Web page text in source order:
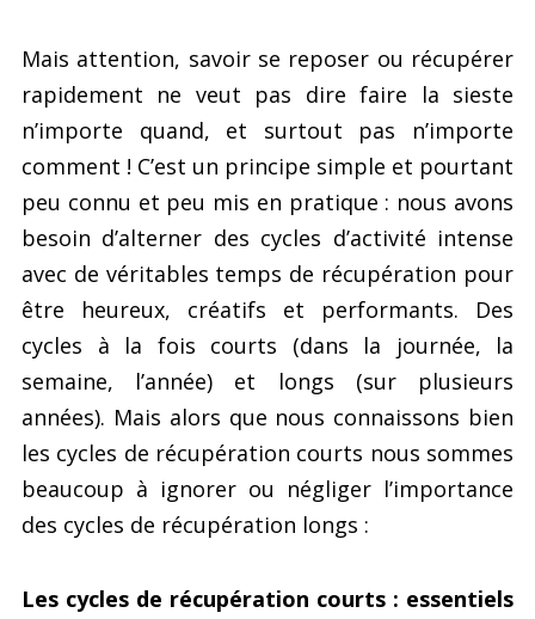
Mais attention, savoir se reposer ou récupérer
rapidement ne veut pas dire faire la sieste
n’importe quand, et surtout pas n’importe
comment ! C’est un principe simple et pourtant
peu connu et peu mis en pratique : nous avons
besoin d’alterner des cycles d’activité intense
avec de véritables temps de récupération pour
être heureux, créatifs et performants. Des
cycles à la fois courts (dans la journée, la
semaine, l’année) et longs (sur plusieurs
années). Mais alors que nous connaissons bien
les cycles de récupération courts nous sommes
beaucoup à ignorer ou négliger l’importance
des cycles de récupération longs :
Les cycles de récupération courts : essentiels